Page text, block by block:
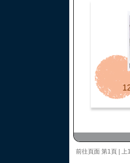
前往頁面 第1頁 上